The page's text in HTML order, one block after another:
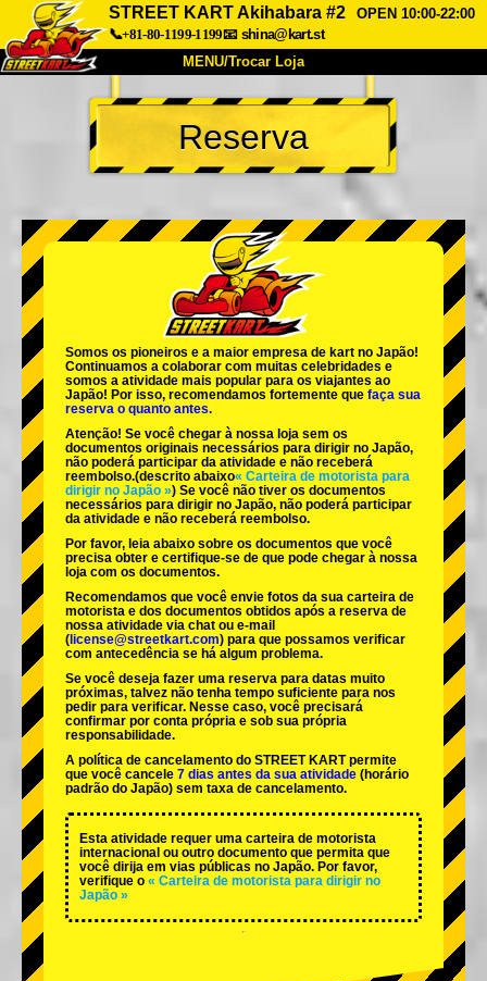
STREET KART Akihabara #2
OPEN 10:00-22:00
📞+81-80-1199-1199📧 shina@kart.st
MENU/Trocar Loja
INÍCIO
Sobre Especificações Preços
Empresa Reserva
Trocar Loja
Tokyo Shinagawa Tokyo Akihabara#1
Tokyo Akihabara#2
Tokyo Shibuya Annex Tokyo Bay
Tokyo Asakusa Osaka
Okinawa
Reserva
Somos os pioneiros e a maior empresa de kart no Japão!
Continuamos a colaborar com muitas celebridades e
somos a atividade mais popular para os viajantes ao
Japão! Por isso, recomendamos fortemente que faça sua
reserva o quanto antes.
Atenção! Se você chegar à nossa loja sem os
documentos originais necessários para dirigir no Japão,
não poderá participar da atividade e não receberá
reembolso.(descrito abaixo« Carteira de motorista para
dirigir no Japão ») Se você não tiver os documentos
necessários para dirigir no Japão, não poderá participar
da atividade e não receberá reembolso.
Por favor, leia abaixo sobre os documentos que você
precisa obter e certifique-se de que pode chegar à nossa
loja com os documentos.
Recomendamos que você envie fotos da sua carteira de
motorista e dos documentos obtidos após a reserva de
nossa atividade via chat ou e-mail
( license@streetkart.com) para que possamos verificar
com antecedência se há algum problema.
Se você deseja fazer uma reserva para datas muito
próximas, talvez não tenha tempo suficiente para nos
pedir para verificar. Nesse caso, você precisará
confirmar por conta própria e sob sua própria
responsabilidade.
A política de cancelamento do STREET KART permite
que você cancele 7 dias antes da sua atividade (horário
padrão do Japão) sem taxa de cancelamento.
Esta atividade requer uma carteira de motorista
internacional ou outro documento que permita que
você dirija em vias públicas no Japão. Por favor,
verifique o « Carteira de motorista para dirigir no
Japão »